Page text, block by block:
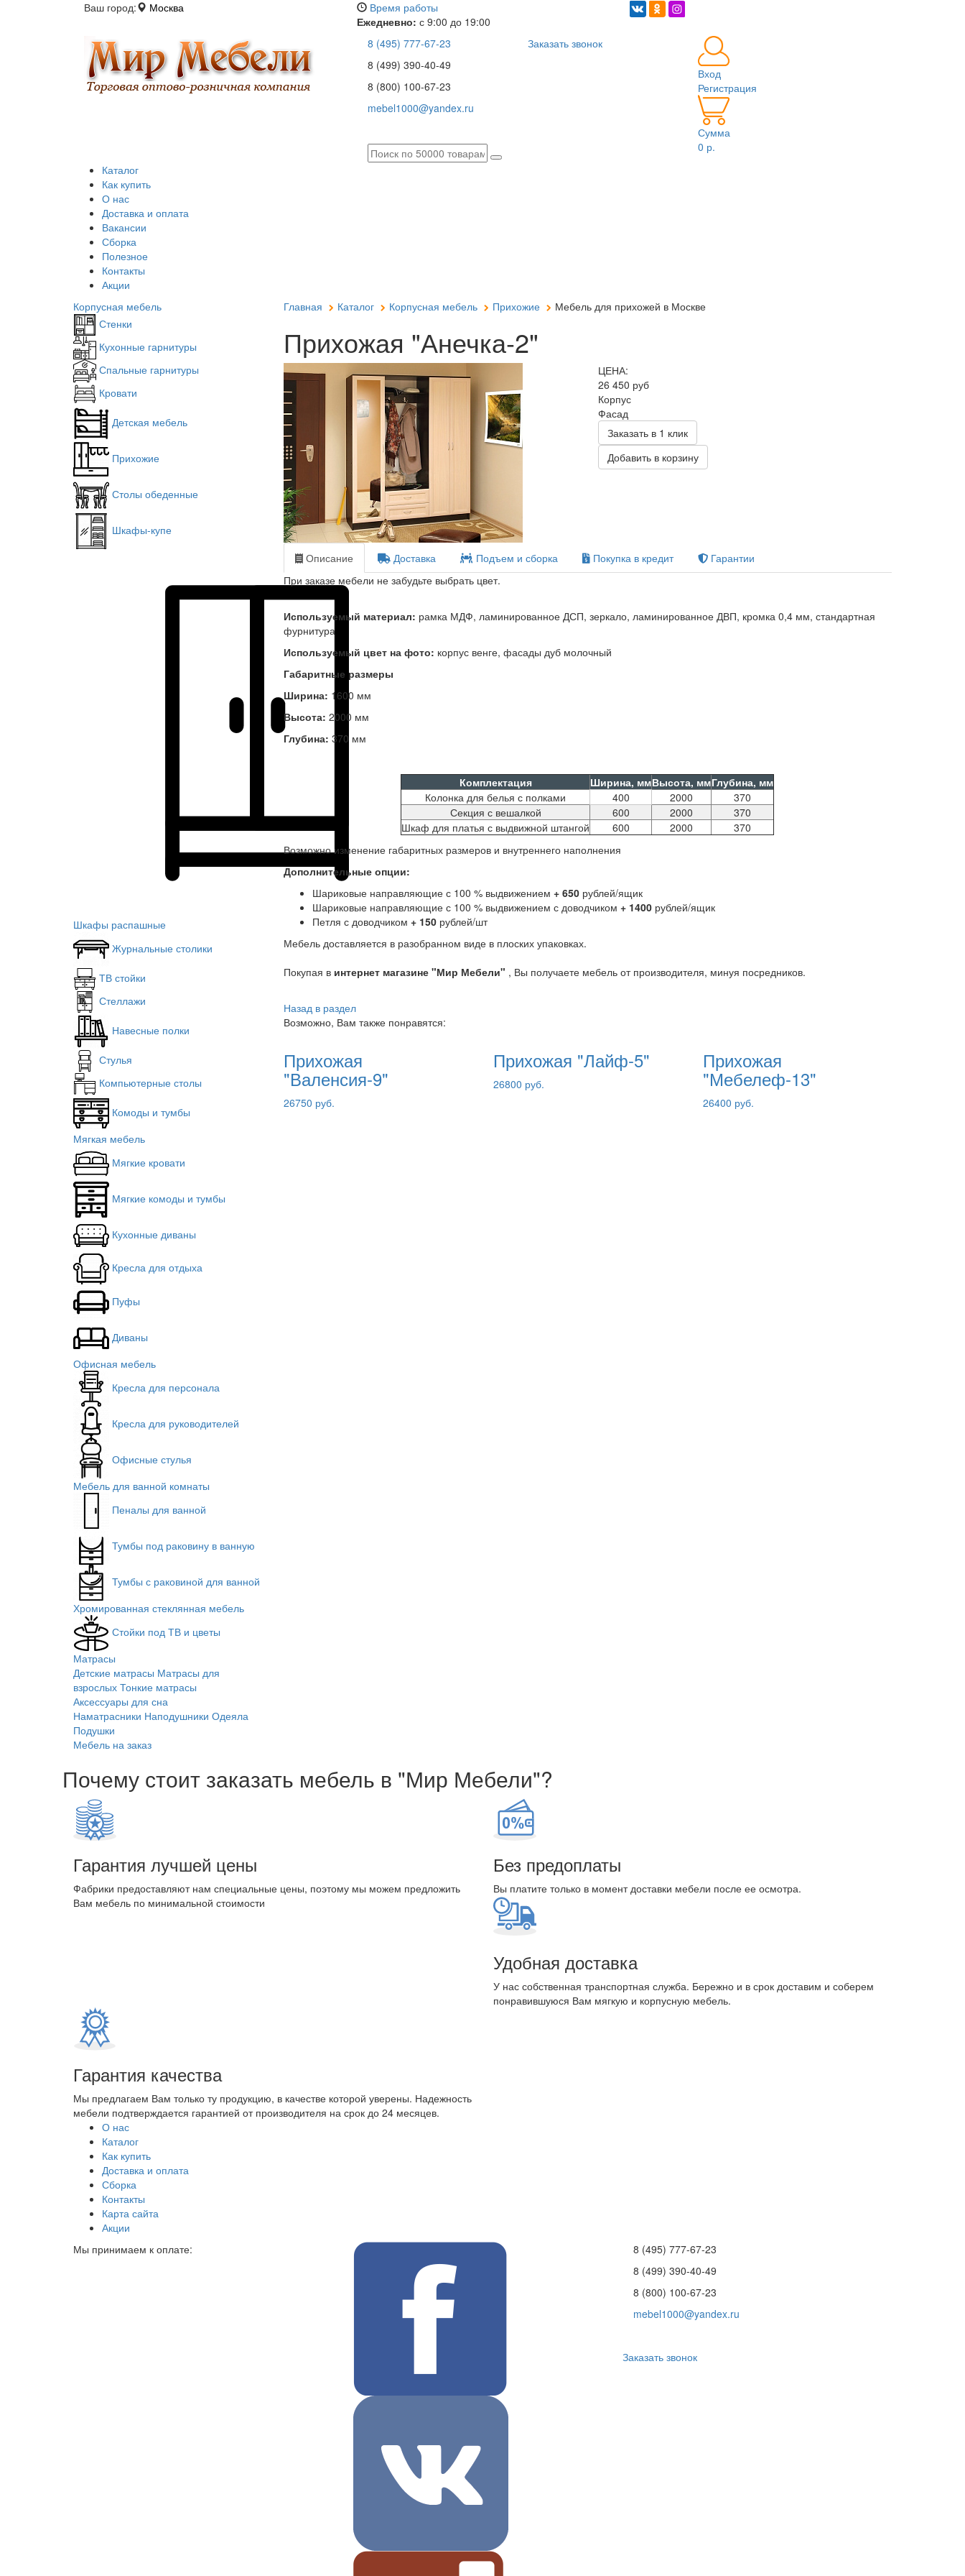
Ваш город: Москва
Время работы
Ежедневно: с 9:00 до 19:00
8 (495) 777-67-23
8 (499) 390-40-49
8 (800) 100-67-23
mebel1000@yandex.ru
Заказать звонок
Вход
Регистрация
Сумма
0 р.
Каталог
Как купить
О нас
Доставка и оплата
Вакансии
Сборка
Полезное
Контакты
Акции
Корпусная мебель
Стенки
Кухонные гарнитуры
Спальные гарнитуры
Кровати
Детская мебель
Прихожие
Столы обеденные
Шкафы-купе
Шкафы распашные
Журнальные столики
ТВ стойки
Стеллажи
Навесные полки
Стулья
Компьютерные столы
Комоды и тумбы
Мягкая мебель
Мягкие кровати
Мягкие комоды и тумбы
Кухонные диваны
Кресла для отдыха
Пуфы
Диваны
Офисная мебель
Кресла для персонала
Кресла для руководителей
Офисные стулья
Мебель для ванной комнаты
Пеналы для ванной
Тумбы под раковину в ванную
Тумбы с раковиной для ванной
Хромированная стеклянная мебель
Стойки под ТВ и цветы
Матрасы
Детские матрасы Матрасы для
взрослых Тонкие матрасы
Аксессуары для сна
Наматрасники Наподушники Одеяла
Подушки
Мебель на заказ
Главная Каталог Корпусная мебель Прихожие Мебель для прихожей в Москве
Прихожая "Анечка-2"
ЦЕНА:
26 450 руб
Корпус
Фасад
Заказать в 1 клик
Добавить в корзину
Описание Доставка Подъем и сборка Покупка в кредит
Гарантии
При заказе мебели не забудьте выбрать цвет.
Используемый материал: рамка МДФ, ламинированное ДСП, зеркало, ламинированное ДВП, кромка 0,4 мм, стандартная
фурнитура
Используемый цвет на фото: корпус венге, фасады дуб молочный
Габаритные размеры
Ширина: 1600 мм
Высота: 2000 мм
Глубина: 370 мм
Комплектация Ширина, ммВысота, ммГлубина, мм
Колонка для белья с полками
400 2000
370
Секция с вешалкой
600 2000
370
Шкаф для платья с выдвижной штангой
600 2000
370
Возможно изменение габаритных размеров и внутреннего наполнения
Дополнительные опции:
Шариковые направляющие с 100 % выдвижением + 650рублей/ящик
Шариковые направляющие с 100 % выдвижением с доводчиком + 1400рублей/ящик
Петля с доводчиком + 150рублей/шт
Мебель доставляется в разобранном виде в плоских упаковках.
Покупая в интернет магазине "Мир Мебели" , Вы получаете мебель от производителя, минуя посредников.
Назад в раздел
Возможно, Вам также понравятся:
Прихожая
"Валенсия-9"
26750 руб.
Прихожая "Лайф-5"
26800 руб.
Прихожая
"Мебелеф-13"
26400 руб.
Почему стоит заказать мебель в "Мир Мебели"?
Гарантия лучшей цены
Фабрики предоставляют нам специальные цены, поэтому мы можем предложить
Вам мебель по минимальной стоимости
Без предоплаты
Вы платите только в момент доставки мебели после ее осмотра.
Удобная доставка
У нас собственная транспортная служба. Бережно и в срок доставим и соберем
понравившуюся Вам мягкую и корпусную мебель.
Гарантия качества
Мы предлагаем Вам только ту продукцию, в качестве которой уверены. Надежность
мебели подтверждается гарантией от производителя на срок до 24 месяцев.
О нас
Каталог
Как купить
Доставка и оплата
Сборка
Контакты
Карта сайта
Акции
Мы принимаем к оплате:
8 (495) 777-67-23
8 (499) 390-40-49
8 (800) 100-67-23
mebel1000@yandex.ru
Заказать звонок